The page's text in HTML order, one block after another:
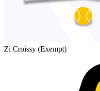
Zi Croissy (Exempt)